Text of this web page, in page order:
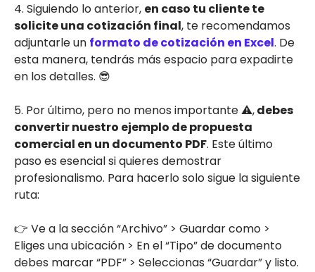
4. Siguiendo lo anterior, en caso tu cliente te
solicite una cotización final, te recomendamos
adjuntarle un formato de cotización en Excel. De
esta manera, tendrás más espacio para expadirte
en los detalles. 😎
5. Por último, pero no menos importante ⚠️,debes
convertir nuestro ejemplo de propuesta
comercial en un documento PDF. Este último
paso es esencial si quieres demostrar
profesionalismo. Para hacerlo solo sigue la siguiente
ruta:
👉 Ve a la sección “Archivo” > Guardar como >
Eliges una ubicación > En el “Tipo” de documento
debes marcar “PDF” > Seleccionas “Guardar” y listo.